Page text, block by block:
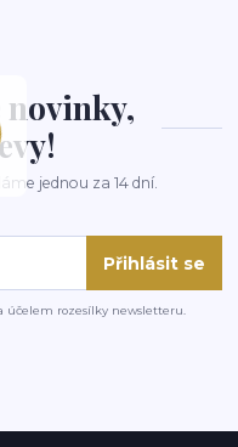
novinky,
jednou za 14 dní.
Přihlásit se
účelem rozesílky newsletteru.